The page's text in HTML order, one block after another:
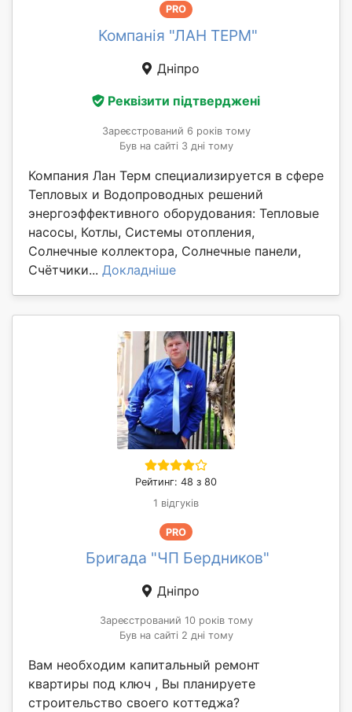
PRO
Компанія "ЛАН ТЕРМ"
Дніпро
Реквізити підтверджені
Зареєстрований 6 років тому
Був на сайті 3 дні тому
Компания Лан Терм специализируется в сфере
Тепловых и Водопроводных решений
энергоэффективного оборудования: Тепловые
насосы, Котлы, Системы отопления,
Солнечные коллектора, Солнечные панели,
Счётчики... Докладніше
Рейтинг: 48 з 80
1 відгуків
PRO
Бригада "ЧП Бердников"
Дніпро
Зареєстрований 10 років тому
Був на сайті 2 дні тому
Вам необходим капитальный ремонт
квартиры под ключ , Вы планируете
строительство своего коттеджа?